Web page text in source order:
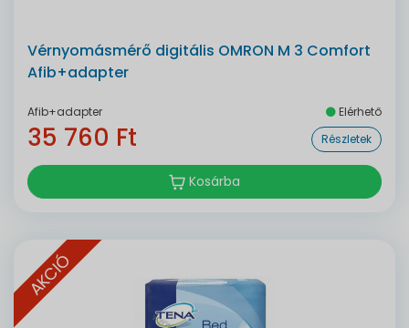
Vérnyomásmérő digitális OMRON M 3 Comfort
Afib+adapter
Afib+adapter Elérhető
35 760 Ft Részletek
Kosárba
AKCIÓ